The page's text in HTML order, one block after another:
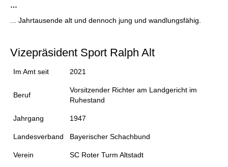
…
... Jahrtausende alt und dennoch jung und wandlungsfähig.
Vizepräsident Sport Ralph Alt
Im Amt seit 2021
Beruf
Vorsitzender Richter am Landgericht im
Ruhestand
Jahrgang 1947
Landesverband Bayerischer Schachbund
Verein SC Roter Turm Altstadt